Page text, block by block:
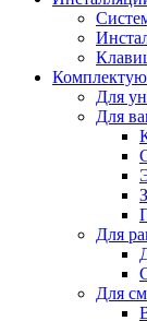
Для
Для
Для
Для